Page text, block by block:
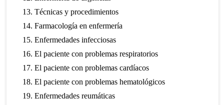
Técnicas y procedimientos
Farmacología en enfermería
Enfermedades infecciosas
El paciente con problemas respiratorios
El paciente con problemas cardíacos
El paciente con problemas hematológicos
Enfermedades reumáticas